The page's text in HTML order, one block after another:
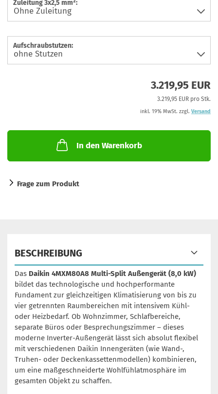
Zuleitung 3x2,5 mm²:
Aufschraubstutzen:
3.219,95 EUR
3.219,95 EUR pro Stk.
inkl. 19% MwSt. zzgl. Versand
In den Warenkorb
Frage zum Produkt
BESCHREIBUNG
Das Daikin 4MXM80A8 Multi-Split Außengerät (8,0 kW)
bildet das technologische und hochperformante
Fundament zur gleichzeitigen Klimatisierung von bis zu
vier getrennten Raumbereichen mit intensivem Kühl-
oder Heizbedarf. Ob Wohnzimmer, Schlafbereiche,
separate Büros oder Besprechungszimmer – dieses
moderne Inverter-Außengerät lässt sich absolut flexibel
mit verschiedenen Daikin Innengeräten (wie Wand-,
Truhen- oder Deckenkassettenmodellen) kombinieren,
um eine maßgeschneiderte Wohlfühlatmosphäre im
gesamten Objekt zu schaffen.